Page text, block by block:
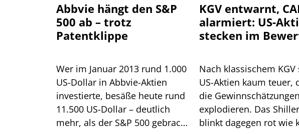
Abbvie hängt den S&P
500 ab – trotz
Patentklippe
Wer im Januar 2013 rund 1.000
US-Dollar in Abbvie-Aktien
investierte, besäße heute rund
11.500 US-Dollar – deutlich
mehr, als der S&P 500 gebracht
KGV entwarnt,
alarmiert: US-
stecken im
Nach klassischem KGV
US-Aktien kaum teuer,
die Gewinnschätzungen
explodieren. Das
blinkt dagegen rot wie